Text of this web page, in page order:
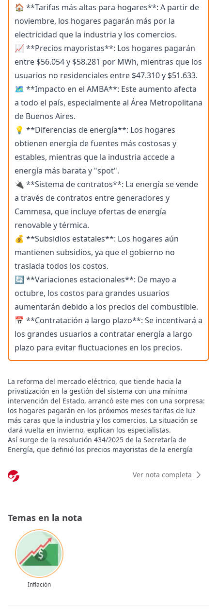
🏠 **Tarifas más altas para hogares**: A partir de
noviembre, los hogares pagarán más por la
electricidad que la industria y los comercios.
📈 **Precios mayoristas**: Los hogares pagarán
entre $56.054 y $58.281 por MWh, mientras que los
usuarios no residenciales entre $47.310 y $51.633.
🗺️ **Impacto en el AMBA**: Este aumento afecta
a todo el país, especialmente al Área Metropolitana
de Buenos Aires.
💡 **Diferencias de energía**: Los hogares
obtienen energía de fuentes más costosas y
estables, mientras que la industria accede a
energía más barata y "spot".
🔌 **Sistema de contratos**: La energía se vende
a través de contratos entre generadores y
Cammesa, que incluye ofertas de energía
renovable y térmica.
💰 **Subsidios estatales**: Los hogares aún
mantienen subsidios, ya que el gobierno no
traslada todos los costos.
🔄 **Variaciones estacionales**: De mayo a
octubre, los costos para grandes usuarios
aumentarán debido a los precios del combustible.
📅 **Contratación a largo plazo**: Se incentivará a
los grandes usuarios a contratar energía a largo
plazo para evitar fluctuaciones en los precios.
La reforma del mercado eléctrico, que tiende hacia la
privatización en la gestión del sistema con una mínima
intervención del Estado, arrancó este mes con una sorpresa:
los hogares pagarán en los próximos meses tarifas de luz
más caras que la industria y los comercios. La situación se
dará vuelta en invierno, explican los especialistas.
Así surge de la resolución 434/2025 de la Secretaría de
Energía, que definió los precios mayoristas de la energía
En el anexo I se estableció que el Precio Estabilizado de la
Energía que pagarán los usuarios residenciales será hasta el
posición frente a la distribuidora y el horario de consumo de
la electricidad.
Esos precios aplican para todo el país e impactaron en el
Área Metropolitana de Buenos Aires (AMBA) con:
Hasta el momento, los hogares venían pagando menos que la
industria y el comercio, pero eso se revirtió a partir de ahora.
El motivo, según consultó Clarín con múltiples fuentes del
sector, es la asignación de contratos y energía "spot" a los
"Los hogares pagan tarifas más altas porque se los abastece
Ver nota completa
Temas en la nota
Inflación